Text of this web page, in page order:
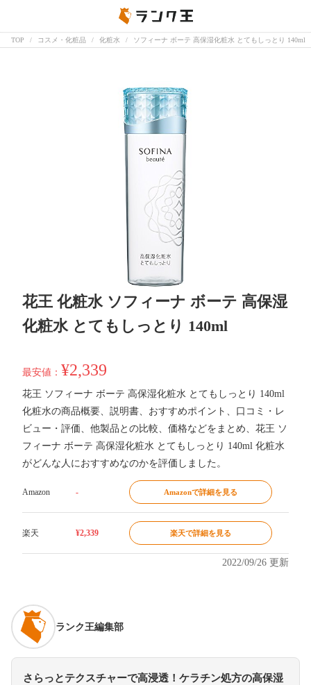
TOP コスメ・化粧品 化粧水 ソフィーナ ボーテ 高保湿化粧水 とてもしっとり 140ml
花王 化粧水 ソフィーナ ボーテ 高保湿
化粧水 とてもしっとり 140ml
最安値： ¥2,339
花王 ソフィーナ ボーテ 高保湿化粧水 とてもしっとり 140ml
化粧水の商品概要、説明書、おすすめポイント、口コミ・レ
ビュー・評価、他製品との比較、価格などをまとめ、花王 ソ
フィーナ ボーテ 高保湿化粧水 とてもしっとり 140ml 化粧水
がどんな人におすすめなのかを評価しました。
Amazon - Amazonで詳細を見る
楽天 ¥2,339 楽天で詳細を見る
2022/09/26 更新
ランク王編集部
さらっとテクスチャーで高浸透！ケラチン処方の高保湿